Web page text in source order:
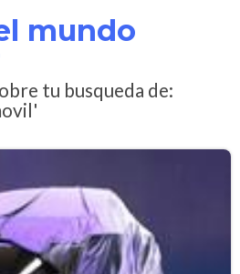
mundo
tu busqueda de: